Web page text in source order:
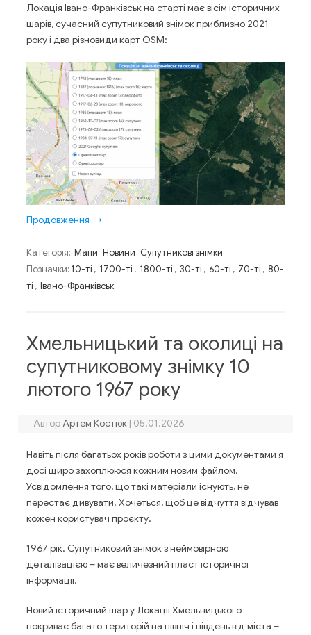
Локація Івано-Франківськ на старті має вісім історичних
шарів, сучасний супутниковий знімок приблизно 2021
року і два різновиди карт OSM:
Продовження →
Категорія: Мапи Новини Супутникові знімки
Позначки: 10-ті , 1700-ті , 1800-ті , 30-ті , 60-ті , 70-ті , 80-
ті , Івано-Франківськ
Хмельницький та околиці на
супутниковому знімку 10
лютого 1967 року
Автор Артем Костюк | 05.01.2026
Навіть після багатьох років роботи з цими документами я
досі щиро захоплююся кожним новим файлом.
Усвідомлення того, що такі матеріали існують, не
перестає дивувати. Хочеться, щоб це відчуття відчував
кожен користувач проєкту.
1967 рік. Супутниковий знімок з неймовірною
деталізацією – має величезний пласт історичної
інформації.
Новий історичний шар у Локації Хмельницького
покриває багато територій на північ і південь від міста –